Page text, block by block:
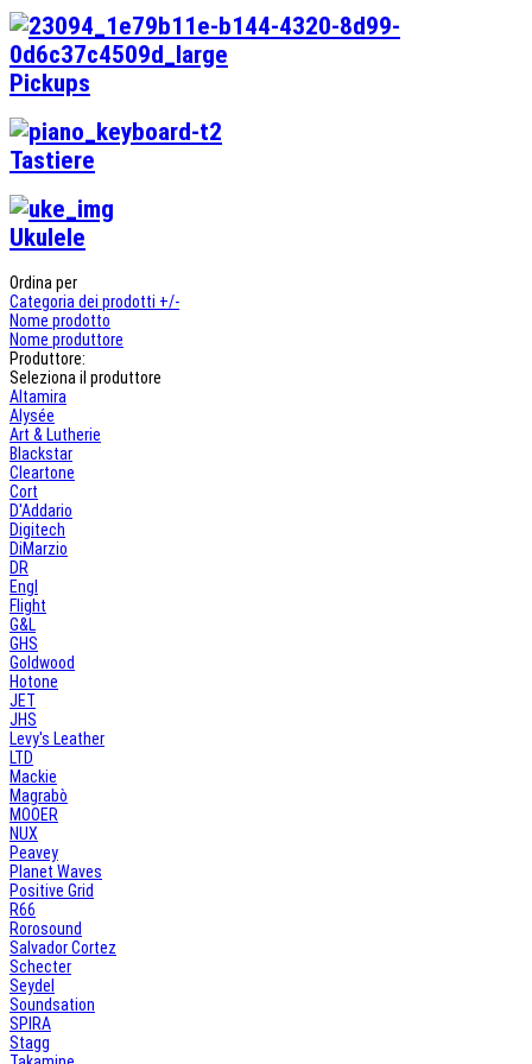
Pickups
Tastiere
Ukulele
Ordina per
Categoria dei prodotti +/-
Nome prodotto
Nome produttore
Produttore:
Seleziona il produttore
Altamira
Alysée
Art & Lutherie
Blackstar
Cleartone
Cort
D'Addario
Digitech
DiMarzio
DR
Engl
Flight
G&L
GHS
Goldwood
Hotone
JET
JHS
Levy's Leather
LTD
Mackie
Magrabò
MOOER
NUX
Peavey
Planet Waves
Positive Grid
R66
Rorosound
Salvador Cortez
Schecter
Seydel
Soundsation
SPIRA
Stagg